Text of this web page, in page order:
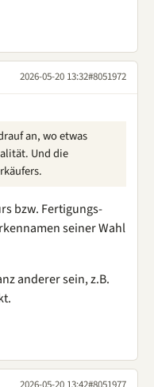
2026-05-20 13:32#8051972
an, wo etwas
Und die
bzw. Fertigungs-
seiner Wahl
anderer sein, z.B.